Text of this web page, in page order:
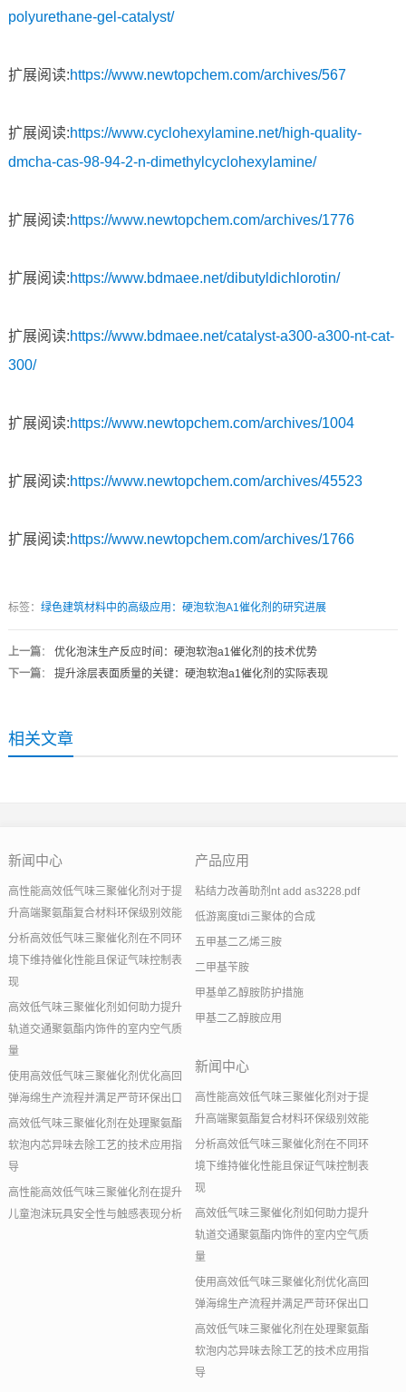
polyurethane-gel-catalyst/
扩展阅读:https://www.newtopchem.com/archives/567
扩展阅读:https://www.cyclohexylamine.net/high-quality-
dmcha-cas-98-94-2-n-dimethylcyclohexylamine/
扩展阅读:https://www.newtopchem.com/archives/1776
扩展阅读:https://www.bdmaee.net/dibutyldichlorotin/
扩展阅读:https://www.bdmaee.net/catalyst-a300-a300-nt-cat-
300/
扩展阅读:https://www.newtopchem.com/archives/1004
扩展阅读:https://www.newtopchem.com/archives/45523
扩展阅读:https://www.newtopchem.com/archives/1766
标签： 绿色建筑材料中的高级应用：硬泡软泡A1催化剂的研究进展
上一篇： 优化泡沫生产反应时间：硬泡软泡a1催化剂的技术优势
下一篇： 提升涂层表面质量的关键：硬泡软泡a1催化剂的实际表现
相关文章
新闻中心
高性能高效低气味三聚催化剂对于提
升高端聚氨酯复合材料环保级别效能
分析高效低气味三聚催化剂在不同环
境下维持催化性能且保证气味控制表
现
高效低气味三聚催化剂如何助力提升
轨道交通聚氨酯内饰件的室内空气质
量
使用高效低气味三聚催化剂优化高回
弹海绵生产流程并满足严苛环保出口
高效低气味三聚催化剂在处理聚氨酯
软泡内芯异味去除工艺的技术应用指
导
高性能高效低气味三聚催化剂在提升
儿童泡沫玩具安全性与触感表现分析
产品应用
粘结力改善助剂nt add as3228.pdf
低游离度tdi三聚体的合成
五甲基二乙烯三胺
二甲基苄胺
甲基单乙醇胺防护措施
甲基二乙醇胺应用
新闻中心
高性能高效低气味三聚催化剂对于提
升高端聚氨酯复合材料环保级别效能
分析高效低气味三聚催化剂在不同环
境下维持催化性能且保证气味控制表
现
高效低气味三聚催化剂如何助力提升
轨道交通聚氨酯内饰件的室内空气质
量
使用高效低气味三聚催化剂优化高回
弹海绵生产流程并满足严苛环保出口
高效低气味三聚催化剂在处理聚氨酯
软泡内芯异味去除工艺的技术应用指
导